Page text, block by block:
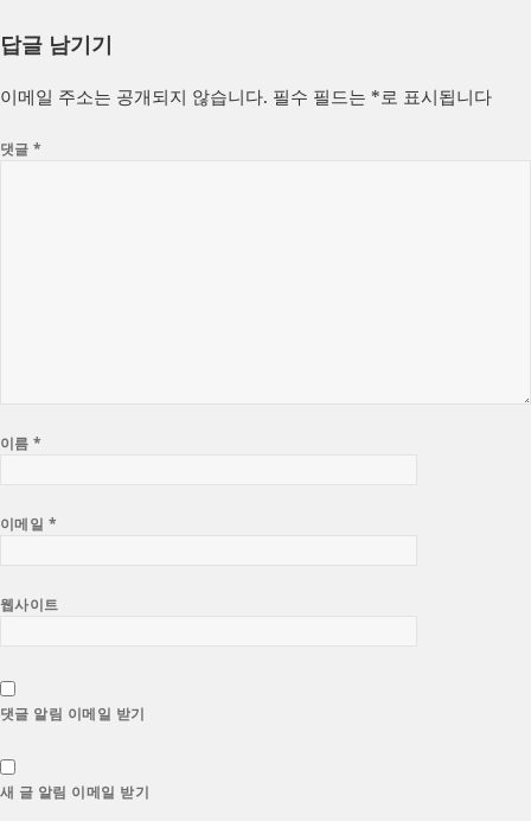
답글 남기기
이메일 주소는 공개되지 않습니다. 필수 필드는 *로 표시됩니다
댓글*
이름*
이메일 *
웹사이트
댓글 알림 이메일 받기
새 글 알림 이메일 받기